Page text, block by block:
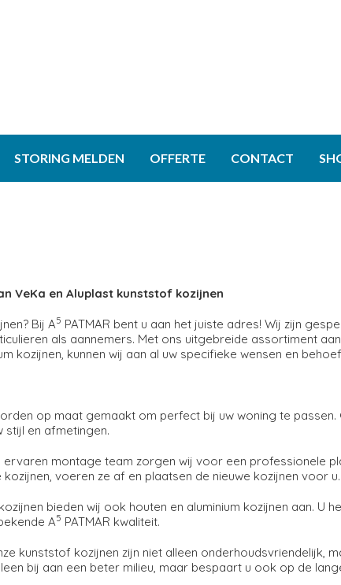
STORING MELDEN OFFERTE CONTACT
VeKa en Aluplast kunststof kozijnen
Bij A5 PATMAR bent u aan het juiste adres! Wij zijn
als aannemers. Met ons uitgebreide assortiment
kozijnen, kunnen wij aan al uw specifieke wensen en
op maat gemaakt om perfect bij uw woning te
stijl en afmetingen.
ervaren montage team zorgen wij voor een professionele
voeren ze af en plaatsen de nieuwe kozijnen voor u.
bieden wij ook houten en aluminium kozijnen aan. U
A5 PATMAR kwaliteit.
kunststof kozijnen zijn niet alleen onderhoudsvriendelijk,
bij aan een beter milieu, maar bespaart u ook op de